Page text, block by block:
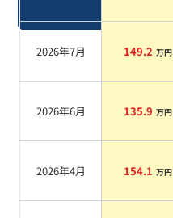
2026年7月 149.2 万円
2026年6月 135.9 万円
2026年4月 154.1 万円